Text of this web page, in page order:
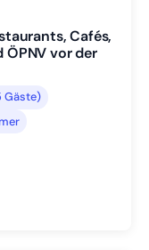
Cafés,
ÖPNV vor der
Gäste)